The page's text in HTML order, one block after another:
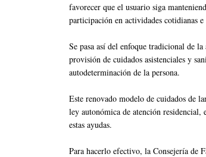
favorecer que el usuario siga
participación en actividades cotidianas
Se pasa así del enfoque tradicional de
provisión de cuidados asistenciales y
autodeterminación de la persona.
Este renovado modelo de cuidados de
ley autonómica de atención
estas ayudas.
Para hacerlo efectivo, la Consejería de